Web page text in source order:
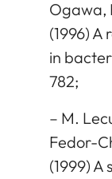
Ogawa,
(1996)
in
782;
– M.
Fedor-
(1999)